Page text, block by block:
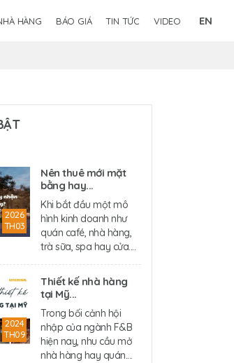
HÀNG BÁO GIÁ TIN TỨC VIDEO EN
2026
TH03
Nên thuê mới mặt
bằng hay...
Khi bắt đầu một mô
hình kinh doanh như
quán café, nhà hàng,
trà sữa, spa hay cửa....
2024
TH09
Thiết kế nhà hàng
tại Mỹ...
Trong bối cảnh hội
nhập của ngành F&B
hiện nay, nhu cầu mở
nhà hàng hay quán....